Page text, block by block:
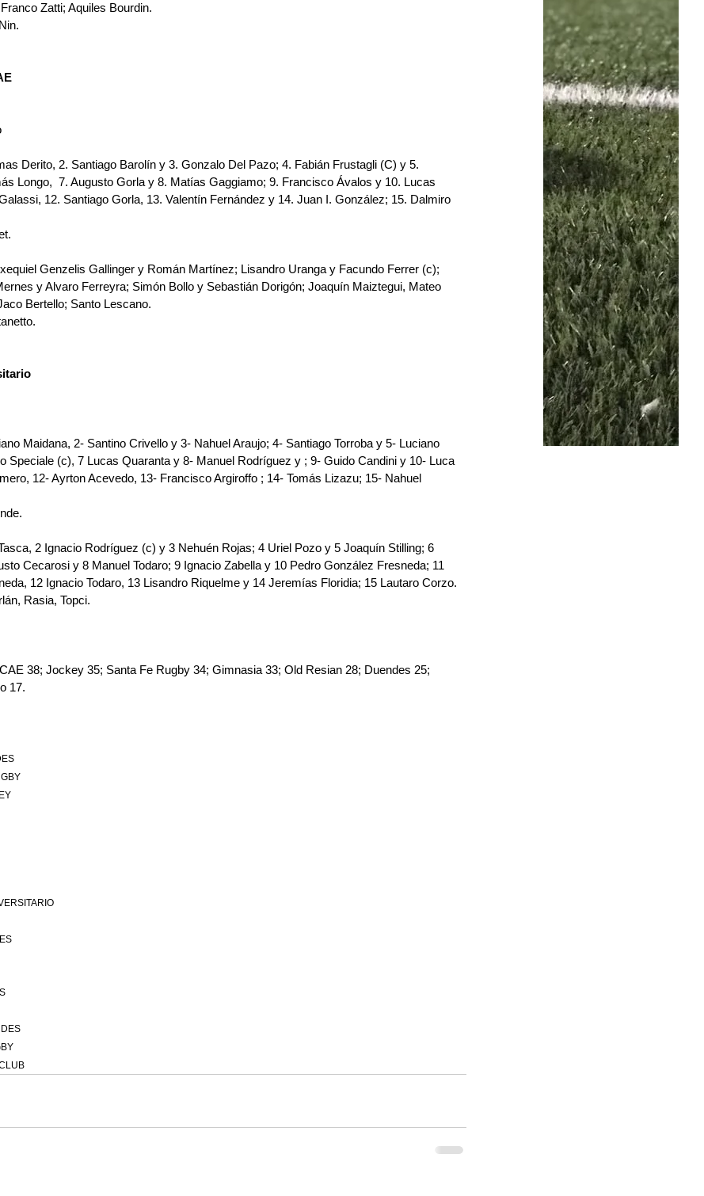
Zatti; Aquiles Bourdin.
Derito, 2.⁠ ⁠Santiago Barolín y 3.⁠ ⁠Gonzalo Del Pazo; 4.⁠ ⁠Fabián Frustagli (C) y 5.⁠
Longo, 7.⁠ ⁠Augusto Gorla y 8.⁠ ⁠Matías Gaggiamo; 9.⁠ ⁠Francisco Ávalos y 10.⁠ ⁠Lucas
12.⁠ ⁠Santiago Gorla, 13.⁠ ⁠Valentín Fernández y 14.⁠ ⁠Juan I. González; 15.⁠ ⁠Dalmiro
Genzelis Gallinger y Román Martínez; Lisandro Uranga y Facundo Ferrer (c);
y Alvaro Ferreyra; Simón Bollo y Sebastián Dorigón; Joaquín Maiztegui, Mateo
Bertello; Santo Lescano.
Maidana, 2- Santino Crivello y 3- Nahuel Araujo; 4- Santiago Torroba y 5- Luciano
Speciale (c), 7 Lucas Quaranta y 8- Manuel Rodríguez y ; 9- Guido Candini y 10- Luca
12- Ayrton Acevedo, 13- Francisco Argiroffo ; 14- Tomás Lizazu; 15- Nahuel
2 Ignacio Rodríguez (c) y 3 Nehuén Rojas; 4 Uriel Pozo y 5 Joaquín Stilling; 6
Cecarosi y 8 Manuel Todaro; 9 Ignacio Zabella y 10 Pedro González Fresneda; 11
12 Ignacio Todaro, 13 Lisandro Riquelme y 14 Jeremías Floridia; 15 Lautaro Corzo.
Rasia, Topci.
38; Jockey 35; Santa Fe Rugby 34; Gimnasia 33; Old Resian 28; Duendes 25;
17.